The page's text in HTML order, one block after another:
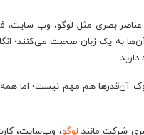
بصری مثل لوگو، وب سایت،
به یک زبان صحبت می‌کنند؛
آن‌قدر‌ها هم مهم نیست؛ اما همه
شرکت مانند لوگو، وب‌سایت،